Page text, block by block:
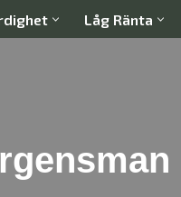
Låg Ränta